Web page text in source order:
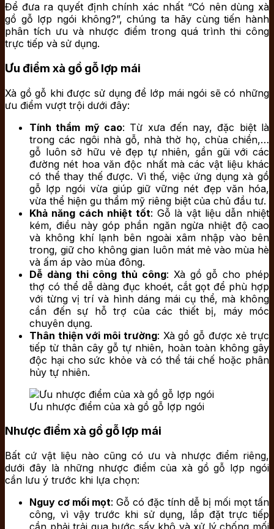
Để đưa ra quyết định chính xác nhất “Có nên dùng xà
gồ gỗ lợp ngói không?”, chúng ta hãy cùng tiến hành
phân tích ưu và nhược điểm trong quá trình thi công
trực tiếp và sử dụng.
Ưu điểm xà gồ gỗ lợp mái
Xà gồ gỗ khi được sử dụng để lớp mái ngói sẽ có những
ưu điểm vượt trội dưới đây:
Tính thẩm mỹ cao: Từ xưa đến nay, đặc biệt là
trong các ngôi nhà gỗ, nhà thờ họ, chùa chiền,…
gỗ luôn sở hữu vẻ đẹp tự nhiên, gần gũi với các
đường nét hoa văn độc nhất mà các vật liệu khác
có thể thay thế được. Vì thế, việc ứng dụng xà gồ
gỗ lợp ngói vừa giúp giữ vững nét đẹp văn hóa,
vừa thể hiện gu thẩm mỹ riêng biệt của chủ đầu tư.
Khả năng cách nhiệt tốt: Gỗ là vật liệu dẫn nhiệt
kém, điều này góp phần ngăn ngừa nhiệt độ cao
và không khí lạnh bên ngoài xâm nhập vào bên
trong, giữ cho không gian luôn mát mẻ vào mùa hè
và ấm áp vào mùa đông.
Dễ dàng thi công thủ công: Xà gồ gỗ cho phép
thợ có thể dễ dàng đục khoét, cắt gọt để phù hợp
với từng vị trí và hình dáng mái cụ thể, mà không
cần đến sự hỗ trợ của các thiết bị, máy móc
chuyên dụng.
Thân thiện với môi trường: Xà gồ gỗ được xẻ trực
tiếp từ thân cây gỗ tự nhiên, hoàn toàn không gây
độc hại cho sức khỏe và có thể tái chế hoặc phân
hủy tự nhiên.
Ưu nhược điểm của xà gồ gỗ lợp ngói
Nhược điểm xà gồ gỗ lợp mái
Bất cứ vật liệu nào cũng có ưu và nhược điểm riêng,
dưới đây là những nhược điểm của xà gồ gỗ lợp ngói
cần lưu ý trước khi lựa chọn:
Nguy cơ mối mọt: Gỗ có đặc tính dễ bị mối mọt tấn
công, vì vậy trước khi sử dụng, lắp đặt trực tiếp